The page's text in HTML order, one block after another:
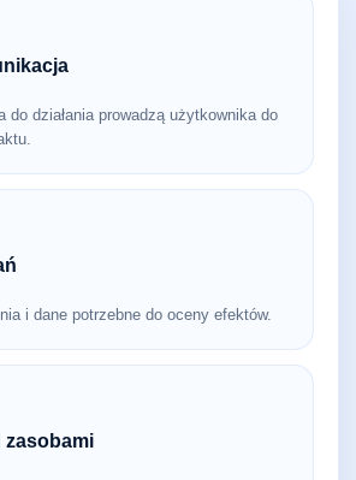
do działania prowadzą użytkownika do
i dane potrzebne do oceny efektów.
zasobami